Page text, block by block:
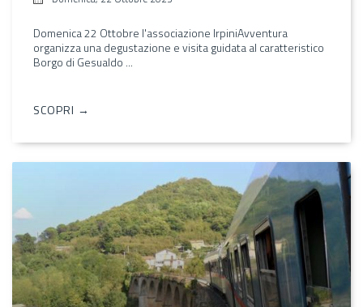
Domenica 22 Ottobre l'associazione IrpiniAvventura
organizza una degustazione e visita guidata al caratteristico
Borgo di Gesualdo ...
SCOPRI →